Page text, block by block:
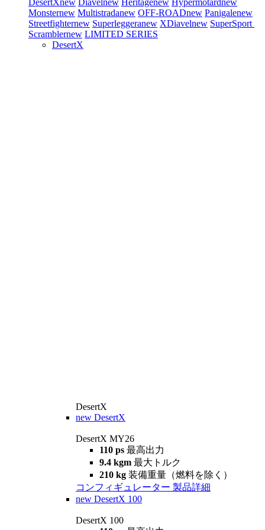
DesertXnew Diavelnew Heritagenew Hypermotardnew
Monsternew Multistradanew OFF-ROADnew Panigalenew
Streetfighternew Superleggeranew XDiavelnew SuperSport
Scramblernew LIMITED SERIES
DesertX
DesertX
new DesertX
DesertX MY26
110 ps 最高出力
9.4 kgm 最大トルク
210 kg 装備重量（燃料を除く）
コンフィギュレーター 製品詳細
new DesertX 100
DesertX 100